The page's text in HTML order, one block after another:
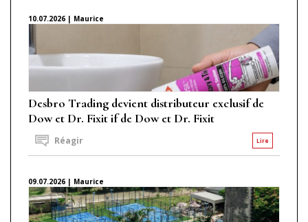
10.07.2026 | Maurice
Desbro Trading devient distributeur exclusif de
Dow et Dr. Fixit if de Dow et Dr. Fixit
Lire
Réagir
09.07.2026 | Maurice